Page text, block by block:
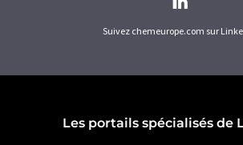
Suivez chemeurope.com sur
Les portails spécialisés de